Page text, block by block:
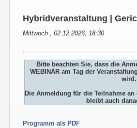
Hybridveranstaltung |
Mittwoch , 02.12.2026, 18:30
Bitte beachten Sie, dass die
WEBINAR am Tag der
wird.
Die Anmeldung für die Teilnahme an
bleibt auch
Programm als PDF